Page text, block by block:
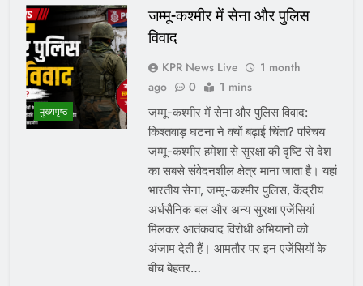
मुख्यपृष्ठ
जम्मू-कश्मीर में सेना और पुलिस
विवाद
KPR News Live
1 month
ago
0 1 mins
जम्मू-कश्मीर में सेना और पुलिस विवाद:
किश्तवाड़ घटना ने क्यों बढ़ाई चिंता? परिचय
जम्मू-कश्मीर हमेशा से सुरक्षा की दृष्टि से देश
का सबसे संवेदनशील क्षेत्र माना जाता है। यहां
भारतीय सेना, जम्मू-कश्मीर पुलिस, केंद्रीय
अर्धसैनिक बल और अन्य सुरक्षा एजेंसियां
मिलकर आतंकवाद विरोधी अभियानों को
अंजाम देती हैं। आमतौर पर इन एजेंसियों के
बीच बेहतर…